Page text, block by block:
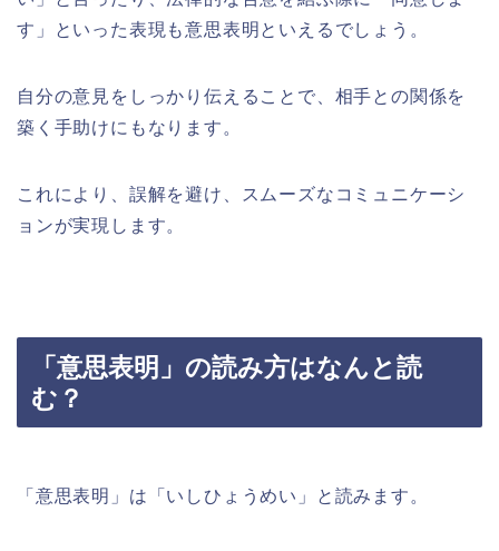
す」といった表現も意思表明といえるでしょう。
自分の意見をしっかり伝えることで、相手との関係を
築く手助けにもなります。
これにより、誤解を避け、スムーズなコミュニケーシ
ョンが実現します。
「意思表明」の読み方はなんと読
む？
「意思表明」は「いしひょうめい」と読みます。